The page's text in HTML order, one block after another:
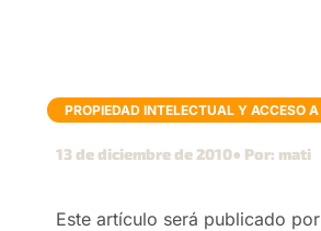
PROPIEDAD INTELECTUAL Y ACCESO
13 de diciembre de 2010● Por: mati
Este artículo será publicado